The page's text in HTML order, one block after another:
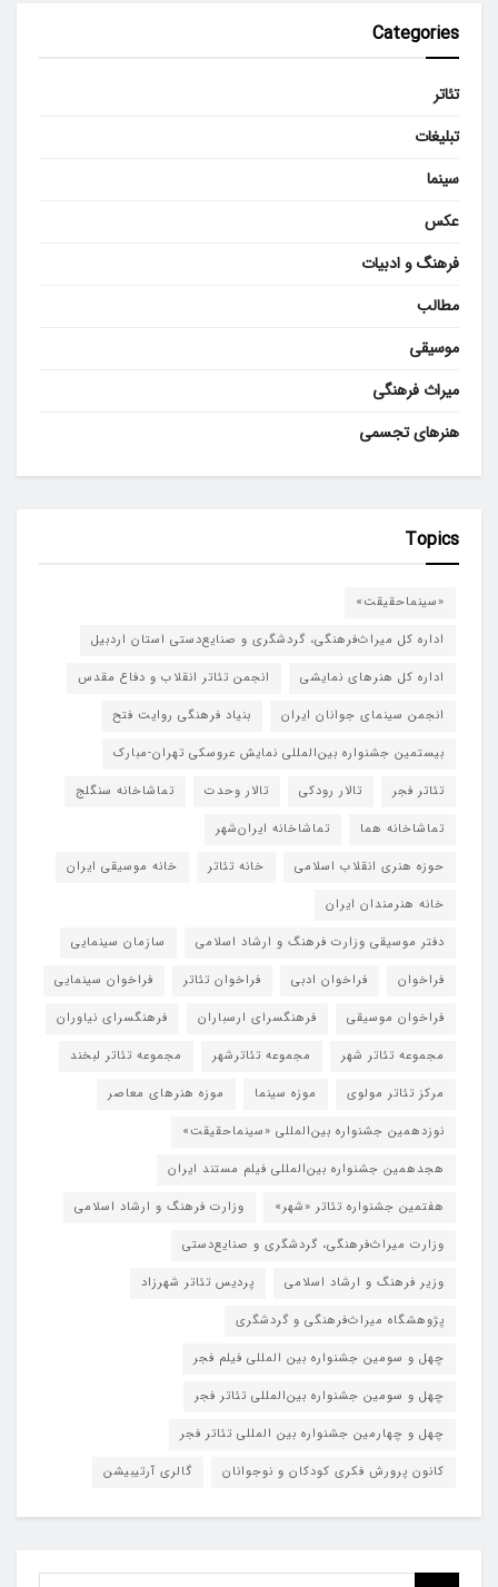
Categories
تئاتر
تبلیغات
سینما
عکس
فرهنگ و ادبیات
مطالب
موسیقی
میراث فرهنگی
هنرهای تجسمی
Topics
«سینماحقیقت»
اداره کل میراث‌فرهنگی، گردشگری و صنایع‌دستی استان اردبیل
اداره کل هنرهای نمایشی
انجمن تئاتر انقلاب و دفاع مقدس
انجمن سینمای جوانان ایران
بنیاد فرهنگی روایت فتح
بیستمین جشنواره بین‌المللی نمایش عروسکی تهران-مبارک
تئاتر فجر
تالار رودکی تالار وحدت
تماشاخانه سنگلج
تماشاخانه هما
تماشاخانه‌ ایران‌شهر
حوزه هنری انقلاب اسلامی
خانه تئاتر
خانه موسیقی ایران
خانه هنرمندان ایران
دفتر موسیقی وزارت فرهنگ و ارشاد اسلامی
سازمان سینمایی
فراخوان
فراخوان ادبی فراخوان تئاتر
فراخوان سینمایی
فراخوان موسیقی
فرهنگسرای ارسباران
فرهنگسرای نیاوران
مجموعه تئاتر شهر
مجموعه تئاترشهر
مجموعه تئاتر لبخند
مرکز تئاتر مولوی
موزه سینما
موزه هنرهای معاصر
نوزدهمین جشنواره بین‌المللی «سینماحقیقت»
هجدهمین جشنواره بین‌المللی فیلم مستند ایران
هفتمین جشنواره تئاتر «شهر»
وزارت فرهنگ و ارشاد اسلامی
وزارت میراث‌فرهنگی، گردشگری و صنایع‌دستی
وزیر فرهنگ و ارشاد اسلامی
پردیس تئاتر شهرزاد
پژوهشگاه میراث‌فرهنگی و گردشگری
چهل و سومین جشنواره بین المللی فیلم فجر
چهل و سومین جشنواره بین‌المللی تئاتر فجر
چهل و چهارمین جشنواره بین المللی تئاتر فجر
کانون پرورش فکری کودکان و نوجوانان
گالری آرتیبیشن